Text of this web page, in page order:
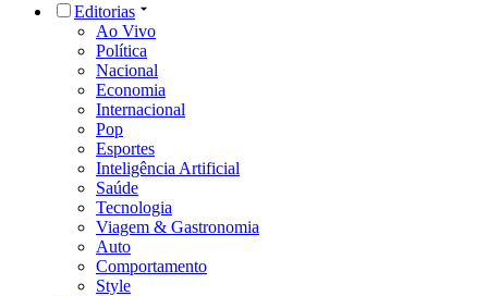
Editorias
Ao Vivo
Política
Nacional
Economia
Internacional
Pop
Esportes
Inteligência Artificial
Saúde
Tecnologia
Viagem & Gastronomia
Auto
Comportamento
Style